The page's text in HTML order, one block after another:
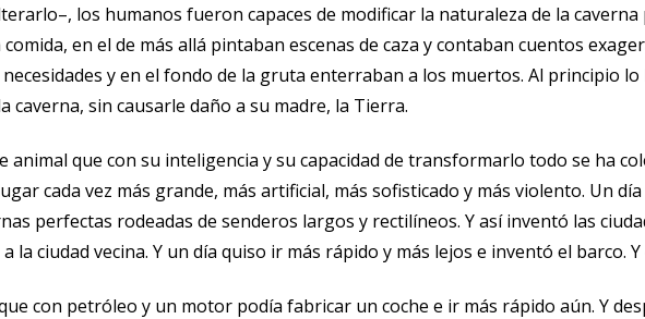
los humanos fueron capaces de modificar la naturaleza de la
en el de más allá pintaban escenas de caza y contaban cuentos
y en el fondo de la gruta enterraban a los muertos. Al principio
caverna, sin causarle daño a su madre, la Tierra.
animal que con su inteligencia y su capacidad de transformarlo todo se ha
cada vez más grande, más artificial, más sofisticado y más violento. Un
perfectas rodeadas de senderos largos y rectilíneos. Y así inventó las
la ciudad vecina. Y un día quiso ir más rápido y más lejos e inventó el barco.
con petróleo y un motor podía fabricar un coche e ir más rápido aún. Y